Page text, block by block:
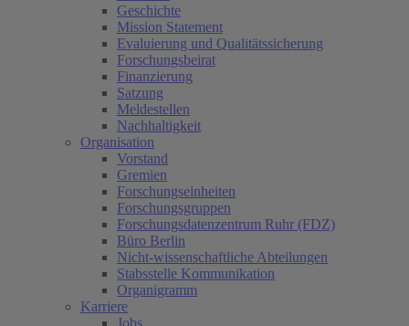
Geschichte
Mission Statement
Evaluierung und Qualitätssicherung
Forschungsbeirat
Finanzierung
Satzung
Meldestellen
Nachhaltigkeit
Organisation
Vorstand
Gremien
Forschungseinheiten
Forschungsgruppen
Forschungsdatenzentrum Ruhr (FDZ)
Büro Berlin
Nicht-wissenschaftliche Abteilungen
Stabsstelle Kommunikation
Organigramm
Karriere
Jobs